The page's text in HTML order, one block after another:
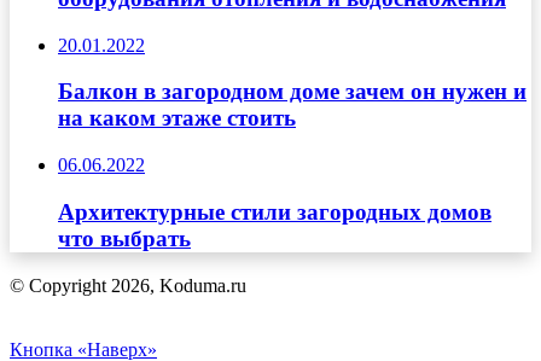
20.01.2022
Балкон в загородном доме зачем он нужен и
на каком этаже стоить
06.06.2022
Архитектурные стили загородных домов
что выбрать
© Copyright 2026, Koduma.ru
Кнопка «Наверх»